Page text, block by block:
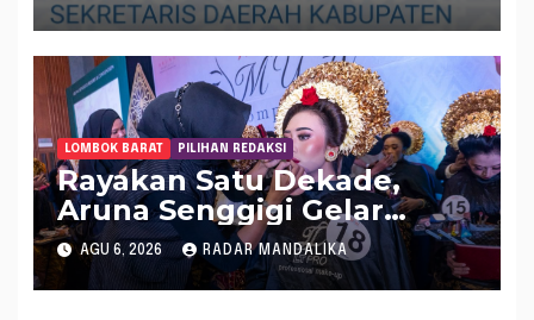
LOMBOK BARAT PILIHAN REDAKSI
Rayakan Satu Dekade,
Aruna Senggigi Gelar
Aruna Makeup Artist
Competition 2026
AGU 6, 2026 RADAR MANDALIKA